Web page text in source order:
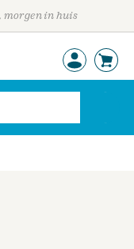
morgen in huis